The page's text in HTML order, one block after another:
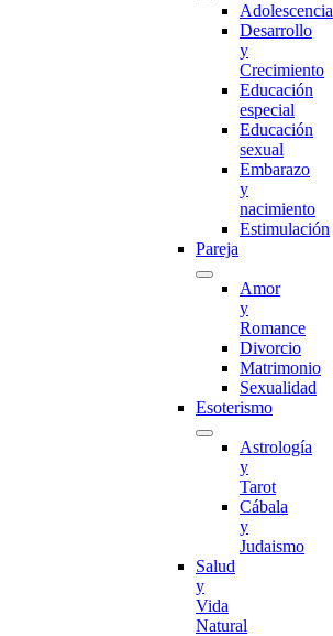
Adolescencia
Desarrollo
y
Crecimiento
Educación
especial
Educación
sexual
Embarazo
y
nacimiento
Estimulación
Pareja
Amor
y
Romance
Divorcio
Matrimonio
Sexualidad
Esoterismo
Astrología
y
Tarot
Cábala
y
Judaismo
Salud
y
Vida
Natural